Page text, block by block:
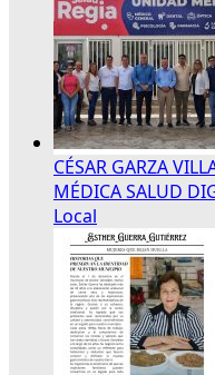
CÉSAR GARZA
MÉDICA SALUD
Local